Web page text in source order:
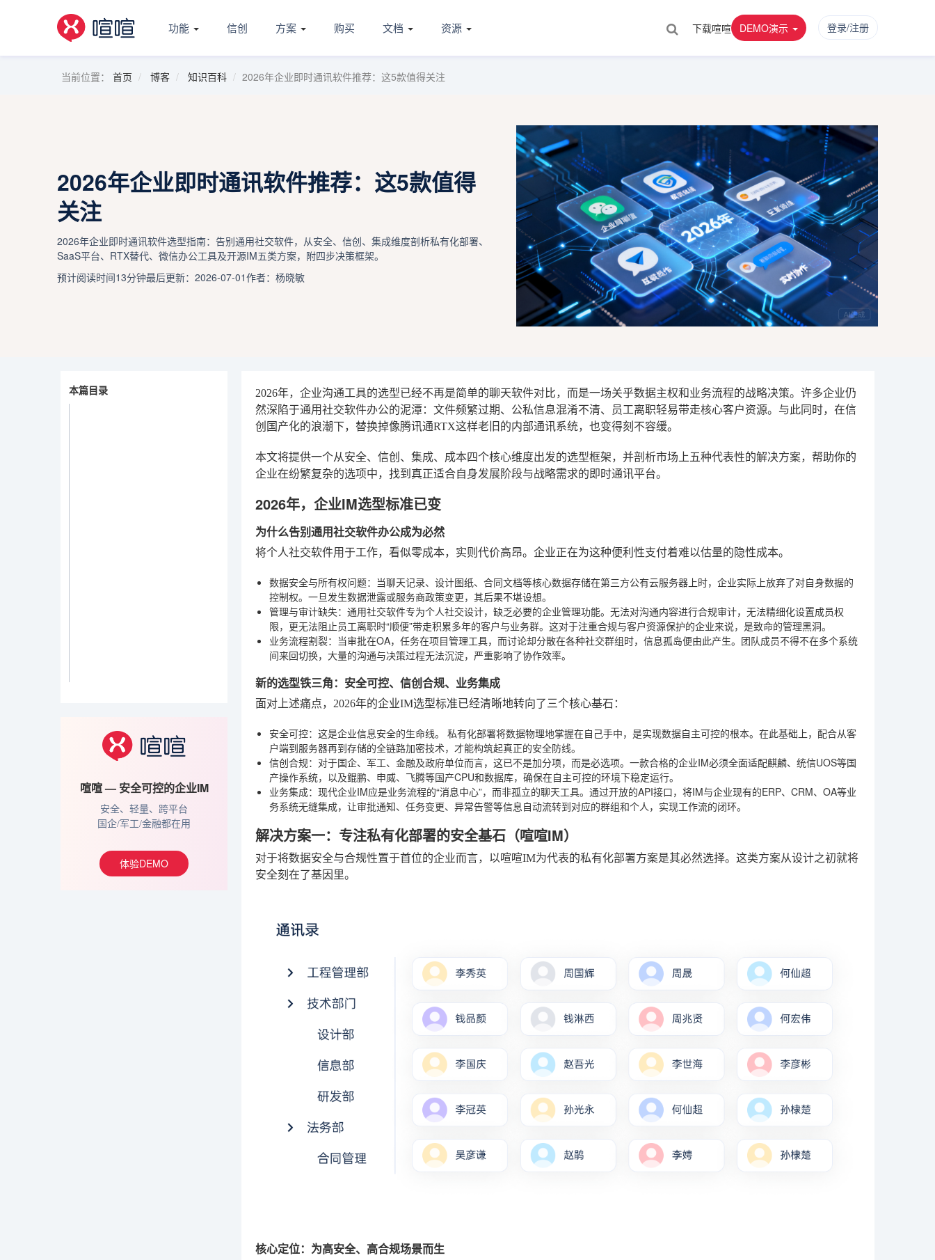
功能 信创 方案 购买 文档 资源 下载喧喧 DEMO演示 登录/注册
当前位置： 首页 博客 知识百科 2026年企业即时通讯软件推荐：这5款值得关注
2026年企业即时通讯软件推荐：这5款值得
关注
2026年企业即时通讯软件选型指南：告别通用社交软件，从安全、信创、集成维度剖析私有化部署、
SaaS平台、RTX替代、微信办公工具及开源IM五类方案，附四步决策框架。
预计阅读时间13分钟最后更新：2026-07-01作者：杨晓敏
本篇目录
喧喧 — 安全可控的企业IM
安全、轻量、跨平台
国企/军工/金融都在用
体验DEMO
2026年，企业沟通工具的选型已经不再是简单的聊天软件对比，而是一场关乎数据主权和业务流程的战略决策。许多企业仍
然深陷于通用社交软件办公的泥潭：文件频繁过期、公私信息混淆不清、员工离职轻易带走核心客户资源。与此同时，在信
创国产化的浪潮下，替换掉像腾讯通RTX这样老旧的内部通讯系统，也变得刻不容缓。
本文将提供一个从安全、信创、集成、成本四个核心维度出发的选型框架，并剖析市场上五种代表性的解决方案，帮助你的
企业在纷繁复杂的选项中，找到真正适合自身发展阶段与战略需求的即时通讯平台。
2026年，企业IM选型标准已变
为什么告别通用社交软件办公成为必然
将个人社交软件用于工作，看似零成本，实则代价高昂。企业正在为这种便利性支付着难以估量的隐性成本。
数据安全与所有权问题：当聊天记录、设计图纸、合同文档等核心数据存储在第三方公有云服务器上时，企业实际上放弃了对自身数据的
控制权。一旦发生数据泄露或服务商政策变更，其后果不堪设想。
管理与审计缺失：通用社交软件专为个人社交设计，缺乏必要的企业管理功能。无法对沟通内容进行合规审计，无法精细化设置成员权
限，更无法阻止员工离职时“顺便”带走积累多年的客户与业务群。这对于注重合规与客户资源保护的企业来说，是致命的管理黑洞。
业务流程割裂：当审批在OA，任务在项目管理工具，而讨论却分散在各种社交群组时，信息孤岛便由此产生。团队成员不得不在多个系统
间来回切换，大量的沟通与决策过程无法沉淀，严重影响了协作效率。
新的选型铁三角：安全可控、信创合规、业务集成
面对上述痛点，2026年的企业IM选型标准已经清晰地转向了三个核心基石：
安全可控：这是企业信息安全的生命线。 私有化部署将数据物理地掌握在自己手中，是实现数据自主可控的根本。在此基础上，配合从客
户端到服务器再到存储的全链路加密技术，才能构筑起真正的安全防线。
信创合规：对于国企、军工、金融及政府单位而言，这已不是加分项，而是必选项。一款合格的企业IM必须全面适配麒麟、统信UOS等国
产操作系统，以及鲲鹏、申威、飞腾等国产CPU和数据库，确保在自主可控的环境下稳定运行。
业务集成：现代企业IM应是业务流程的“消息中心”，而非孤立的聊天工具。通过开放的API接口，将IM与企业现有的ERP、CRM、OA等业
务系统无缝集成，让审批通知、任务变更、异常告警等信息自动流转到对应的群组和个人，实现工作流的闭环。
解决方案一：专注私有化部署的安全基石（喧喧IM）
对于将数据安全与合规性置于首位的企业而言，以喧喧IM为代表的私有化部署方案是其必然选择。这类方案从设计之初就将
安全刻在了基因里。
核心定位：为高安全、高合规场景而生